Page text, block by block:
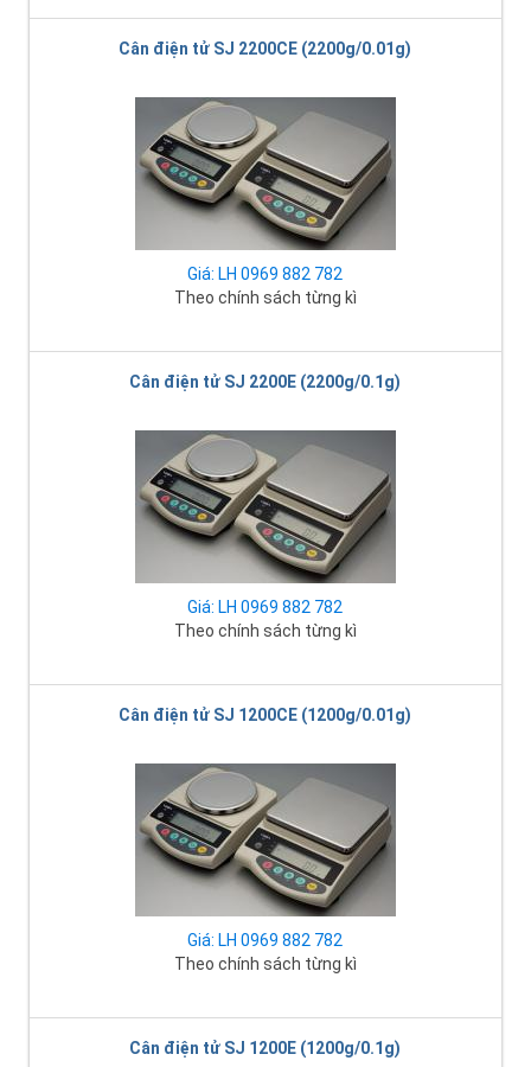
Cân điện tử SJ 2200CE (2200g/0.01g)
Giá: LH 0969 882 782
Theo chính sách từng kì
Cân điện tử SJ 2200E (2200g/0.1g)
Giá: LH 0969 882 782
Theo chính sách từng kì
Cân điện tử SJ 1200CE (1200g/0.01g)
Giá: LH 0969 882 782
Theo chính sách từng kì
Cân điện tử SJ 1200E (1200g/0.1g)